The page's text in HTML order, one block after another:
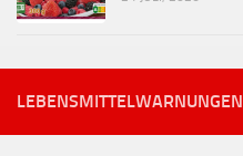
LEBENSMITTELWARNUNGEN